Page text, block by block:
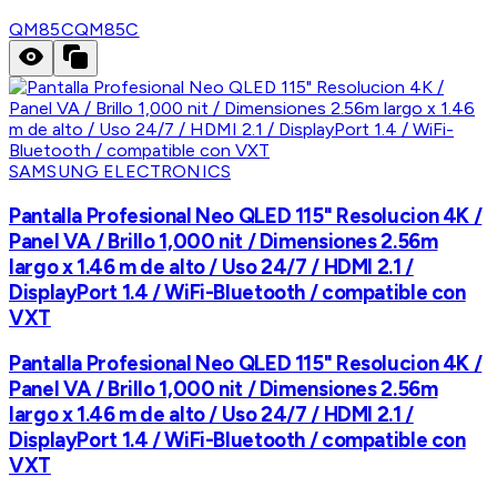
QM85CQM85C
SAMSUNG ELECTRONICS
Pantalla Profesional Neo QLED 115" Resolucion 4K /
Panel VA / Brillo 1,000 nit / Dimensiones 2.56m
largo x 1.46 m de alto / Uso 24/7 / HDMI 2.1 /
DisplayPort 1.4 / WiFi-Bluetooth / compatible con
VXT
Pantalla Profesional Neo QLED 115" Resolucion 4K /
Panel VA / Brillo 1,000 nit / Dimensiones 2.56m
largo x 1.46 m de alto / Uso 24/7 / HDMI 2.1 /
DisplayPort 1.4 / WiFi-Bluetooth / compatible con
VXT